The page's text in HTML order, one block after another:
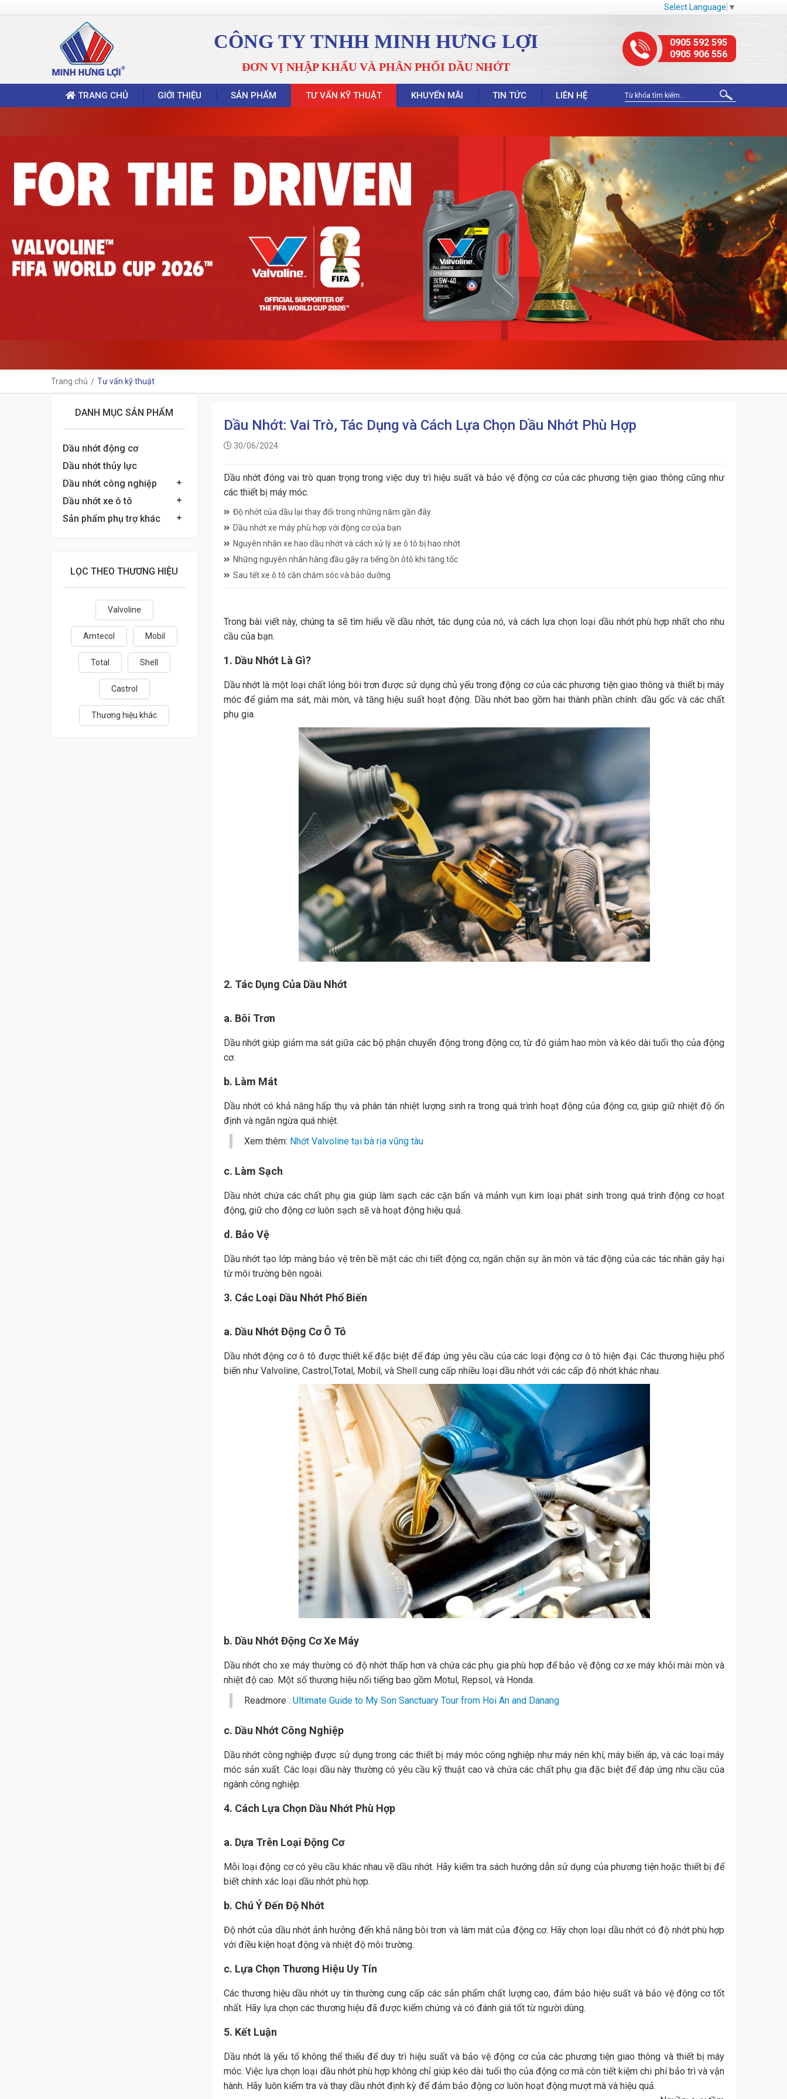
Select Language ▼
CÔNG TY TNHH MINH HƯNG LỢI
ĐƠN VỊ NHẬP KHẨU VÀ PHÂN PHỐI DẦU NHỚT
0905 592 595
0905 906 556
TRANG CHỦ GIỚI THIỆU SẢN PHẨM TƯ VẤN KỸ THUẬT KHUYẾN MÃI TIN TỨC LIÊN HỆ
Trang chủ Tư vấn kỹ thuật
Dầu Nhớt: Vai Trò, Tác Dụng và Cách Lựa Chọn Dầu Nhớt Phù Hợp
30/06/2024
Dầu nhớt đóng vai trò quan trọng trong việc duy trì hiệu suất và bảo vệ động cơ của các phương tiện giao thông cũng như
các thiết bị máy móc.
Độ nhớt của dầu lại thay đổi trong những năm gần đây.
Dầu nhớt xe máy phù hợp với động cơ của bạn
Nguyên nhân xe hao dầu nhớt và cách xử lý xe ô tô bị hao nhớt
Những nguyên nhân hàng đầu gây ra tiếng ồn ôtô khi tăng tốc
Sau tết xe ô tô cần chăm sóc và bảo dưỡng
Trong bài viết này, chúng ta sẽ tìm hiểu về dầu nhớt, tác dụng của nó, và cách lựa chọn loại dầu nhớt phù hợp nhất cho nhu
cầu của bạn.
1. Dầu Nhớt Là Gì?
Dầu nhớt là một loại chất lỏng bôi trơn được sử dụng chủ yếu trong động cơ của các phương tiện giao thông và thiết bị máy
móc để giảm ma sát, mài mòn, và tăng hiệu suất hoạt động. Dầu nhớt bao gồm hai thành phần chính: dầu gốc và các chất
phụ gia.
2. Tác Dụng Của Dầu Nhớt
a. Bôi Trơn
Dầu nhớt giúp giảm ma sát giữa các bộ phận chuyển động trong động cơ, từ đó giảm hao mòn và kéo dài tuổi thọ của động
cơ.
b. Làm Mát
Dầu nhớt có khả năng hấp thụ và phân tán nhiệt lượng sinh ra trong quá trình hoạt động của động cơ, giúp giữ nhiệt độ ổn
định và ngăn ngừa quá nhiệt.
Xem thêm: Nhớt Valvoline tại bà rịa vũng tàu
c. Làm Sạch
Dầu nhớt chứa các chất phụ gia giúp làm sạch các cặn bẩn và mảnh vụn kim loại phát sinh trong quá trình động cơ hoạt
động, giữ cho động cơ luôn sạch sẽ và hoạt động hiệu quả.
d. Bảo Vệ
Dầu nhớt tạo lớp màng bảo vệ trên bề mặt các chi tiết động cơ, ngăn chặn sự ăn mòn và tác động của các tác nhân gây hại
từ môi trường bên ngoài.
3. Các Loại Dầu Nhớt Phổ Biến
a. Dầu Nhớt Động Cơ Ô Tô
Dầu nhớt động cơ ô tô được thiết kế đặc biệt để đáp ứng yêu cầu của các loại động cơ ô tô hiện đại. Các thương hiệu phổ
biến như Valvoline, Castrol,Total, Mobil, và Shell cung cấp nhiều loại dầu nhớt với các cấp độ nhớt khác nhau.
b. Dầu Nhớt Động Cơ Xe Máy
Dầu nhớt cho xe máy thường có độ nhớt thấp hơn và chứa các phụ gia phù hợp để bảo vệ động cơ xe máy khỏi mài mòn và
nhiệt độ cao. Một số thương hiệu nổi tiếng bao gồm Motul, Repsol, và Honda.
Readmore : Ultimate Guide to My Son Sanctuary Tour from Hoi An and Danang
c. Dầu Nhớt Công Nghiệp
Dầu nhớt công nghiệp được sử dụng trong các thiết bị máy móc công nghiệp như máy nén khí, máy biến áp, và các loại máy
móc sản xuất. Các loại dầu này thường có yêu cầu kỹ thuật cao và chứa các chất phụ gia đặc biệt để đáp ứng nhu cầu của
ngành công nghiệp.
4. Cách Lựa Chọn Dầu Nhớt Phù Hợp
a. Dựa Trên Loại Động Cơ
Mỗi loại động cơ có yêu cầu khác nhau về dầu nhớt. Hãy kiểm tra sách hướng dẫn sử dụng của phương tiện hoặc thiết bị để
biết chính xác loại dầu nhớt phù hợp.
b. Chú Ý Đến Độ Nhớt
Độ nhớt của dầu nhớt ảnh hưởng đến khả năng bôi trơn và làm mát của động cơ. Hãy chọn loại dầu nhớt có độ nhớt phù hợp
với điều kiện hoạt động và nhiệt độ môi trường.
c. Lựa Chọn Thương Hiệu Uy Tín
Các thương hiệu dầu nhớt uy tín thường cung cấp các sản phẩm chất lượng cao, đảm bảo hiệu suất và bảo vệ động cơ tốt
nhất. Hãy lựa chọn các thương hiệu đã được kiểm chứng và có đánh giá tốt từ người dùng.
5. Kết Luận
Dầu nhớt là yếu tố không thể thiếu để duy trì hiệu suất và bảo vệ động cơ của các phương tiện giao thông và thiết bị máy
móc. Việc lựa chọn loại dầu nhớt phù hợp không chỉ giúp kéo dài tuổi thọ của động cơ mà còn tiết kiệm chi phí bảo trì và vận
hành. Hãy luôn kiểm tra và thay dầu nhớt định kỳ để đảm bảo động cơ luôn hoạt động mượt mà và hiệu quả.
DANH MỤC SẢN PHẨM
Dầu nhớt động cơ
Dầu nhớt thủy lực
Dầu nhớt công nghiệp
Dầu nhớt xe ô tô
Sản phẩm phụ trợ khác
LỌC THEO THƯƠNG HIỆU
Valvoline
Amtecol Mobil
Total Shell
Castrol
Thương hiệu khác